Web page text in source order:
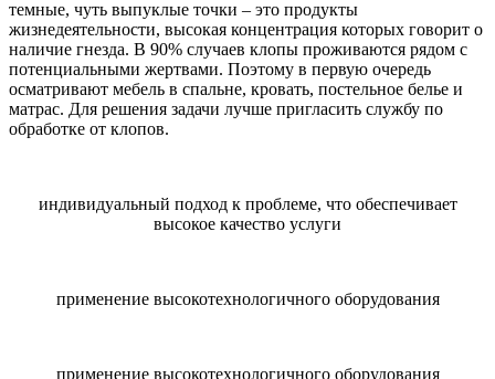
темные, чуть выпуклые точки – это продукты
жизнедеятельности, высокая концентрация которых говорит о
наличие гнезда. В 90% случаев клопы проживаются рядом с
потенциальными жертвами. Поэтому в первую очередь
осматривают мебель в спальне, кровать, постельное белье и
матрас. Для решения задачи лучше пригласить службу по
обработке от клопов.
индивидуальный подход к проблеме, что обеспечивает
высокое качество услуги
применение высокотехнологичного оборудования
применение высокотехнологичного оборудования